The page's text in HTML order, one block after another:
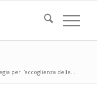
per l’accoglienza delle...